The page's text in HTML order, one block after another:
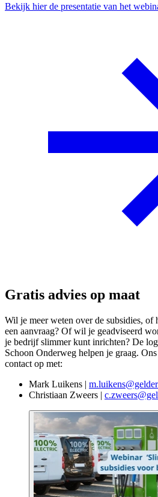
Bekijk hier de presentatie van het
Gratis advies op maat
Wil je meer weten over de subsidies, of
een aanvraag? Of wil je geadviseerd
je bedrijf slimmer kunt inrichten? De
Schoon Onderweg helpen je graag.
contact op met:
Mark Luikens |
Christiaan Zweers |